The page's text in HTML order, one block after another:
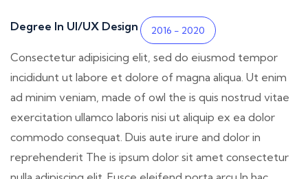
Degree In UI/UX Design 2016 - 2020
Consectetur adipisicing elit, sed do eiusmod tempor
incididunt ut labore et dolore of magna aliqua. Ut enim
ad minim veniam, made of owl the is quis nostrud vitae
exercitation ullamco laboris nisi ut aliquip ex ea dolor
commodo consequat. Duis aute irure and dolor in
reprehenderit The is ipsum dolor sit amet consectetur